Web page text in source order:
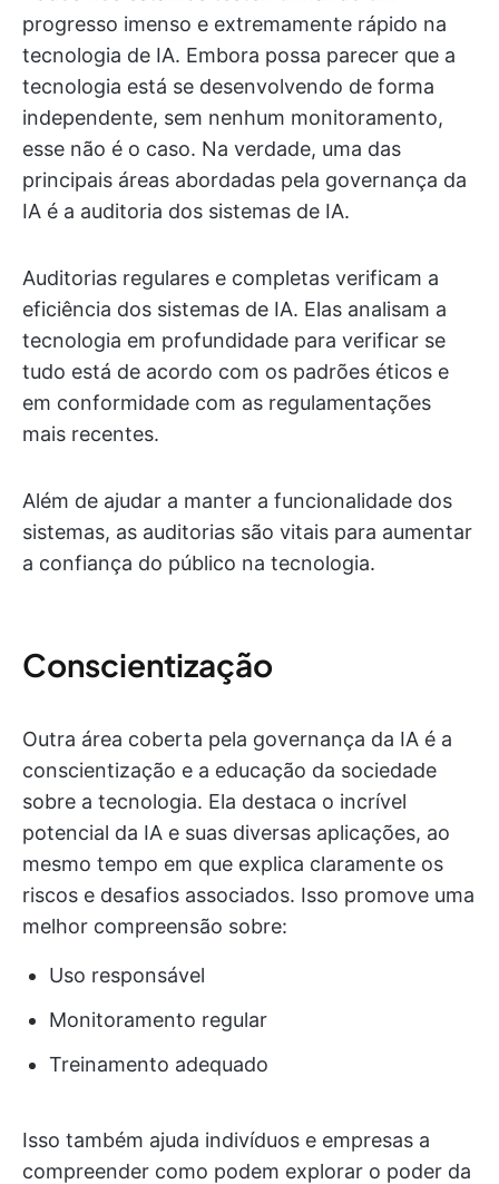
progresso imenso e extremamente rápido na
tecnologia de IA. Embora possa parecer que a
tecnologia está se desenvolvendo de forma
independente, sem nenhum monitoramento,
esse não é o caso. Na verdade, uma das
principais áreas abordadas pela governança da
IA é a auditoria dos sistemas de IA.
Auditorias regulares e completas verificam a
eficiência dos sistemas de IA. Elas analisam a
tecnologia em profundidade para verificar se
tudo está de acordo com os padrões éticos e
em conformidade com as regulamentações
mais recentes.
Além de ajudar a manter a funcionalidade dos
sistemas, as auditorias são vitais para aumentar
a confiança do público na tecnologia.
Conscientização
Outra área coberta pela governança da IA é a
conscientização e a educação da sociedade
sobre a tecnologia. Ela destaca o incrível
potencial da IA e suas diversas aplicações, ao
mesmo tempo em que explica claramente os
riscos e desafios associados. Isso promove uma
melhor compreensão sobre:
Uso responsável
Monitoramento regular
Treinamento adequado
Isso também ajuda indivíduos e empresas a
compreender como podem explorar o poder da